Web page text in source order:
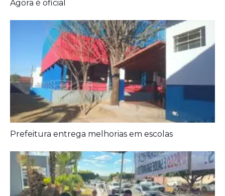
o câncer de pulmão
Agora é oficial